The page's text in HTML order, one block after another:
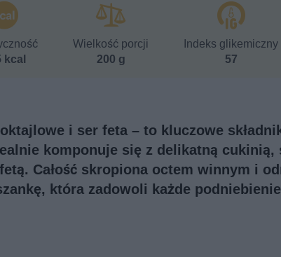
kcal
Wielkość porcji
200 g
Indeks glikemiczny
57
i ser feta – to kluczowe
komponuje się z delikatną
Całość skropiona octem winnym i
która zadowoli każde